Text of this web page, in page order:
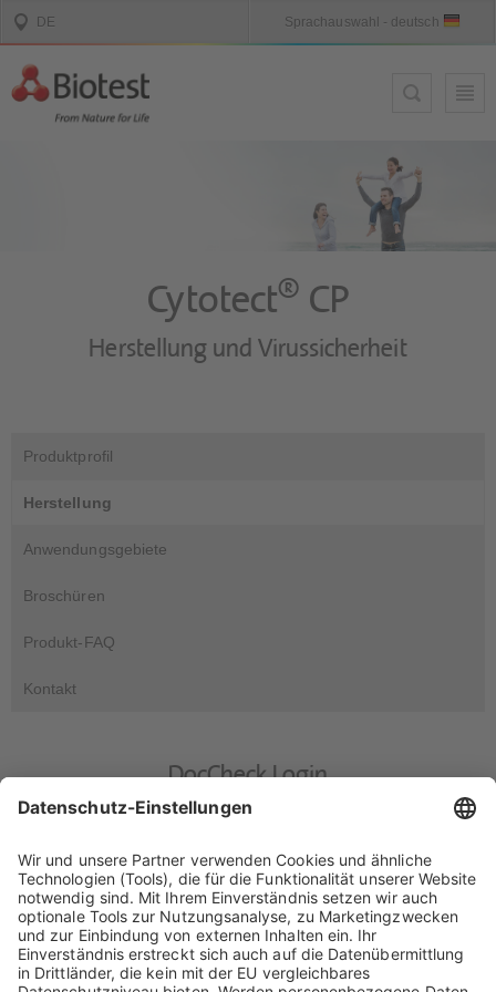
Cytotect® CP
Herstellung und Virussicherheit
Produktprofil
Herstellung
Anwendungsgebiete
Broschüren
Produkt-FAQ
Kontakt
DocCheck Login
DocCheck
Diese Seite enthält Informationen für medizinische Fachkreise.
Bitte geben Sie Ihr DocCheck-Passwort ein..